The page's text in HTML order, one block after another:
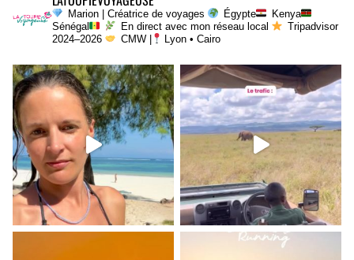
Marion | Créatrice de voyages Égypte
Kenya
Sénégal
En direct avec mon réseau local
Tripadvisor
2024–2026
CMW | Lyon • Cairo